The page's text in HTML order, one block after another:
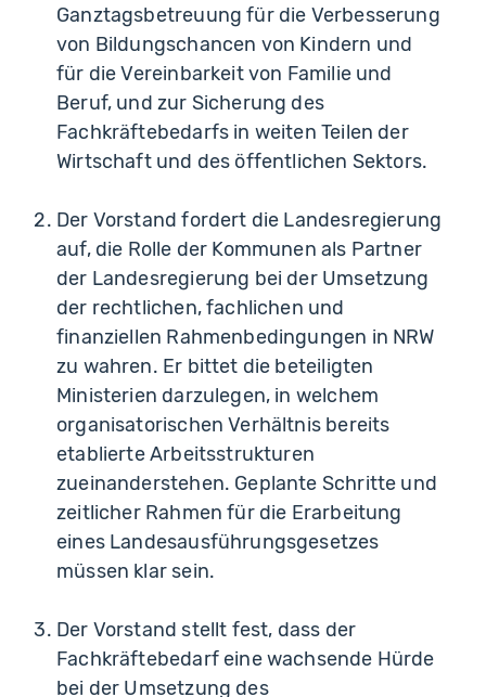
Ganztagsbetreuung für die Verbesserung
von Bildungschancen von Kindern und
für die Vereinbarkeit von Familie und
Beruf, und zur Sicherung des
Fachkräftebedarfs in weiten Teilen der
Wirtschaft und des öffentlichen Sektors.
Der Vorstand fordert die Landesregierung
auf, die Rolle der Kommunen als Partner
der Landesregierung bei der Umsetzung
der rechtlichen, fachlichen und
finanziellen Rahmenbedingungen in NRW
zu wahren. Er bittet die beteiligten
Ministerien darzulegen, in welchem
organisatorischen Verhältnis bereits
etablierte Arbeitsstrukturen
zueinanderstehen. Geplante Schritte und
zeitlicher Rahmen für die Erarbeitung
eines Landesausführungsgesetzes
müssen klar sein.
Der Vorstand stellt fest, dass der
Fachkräftebedarf eine wachsende Hürde
bei der Umsetzung des